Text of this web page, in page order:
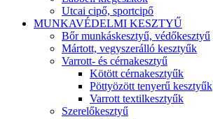
Utcai cipő, sportcipő
MUNKAVÉDELMI KESZTYŰ
Bőr munkáskesztyű, védőkesztyű
Mártott, vegyszerálló kesztyűk
Varrott- és cérnakesztyű
Kötött cérnakesztyűk
Pöttyözött tenyerű kesztyűk
Varrott textilkesztyűk
Szerelőkesztyű